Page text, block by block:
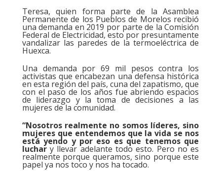
Teresa, quien forma parte de la Asamblea
Permanente de los Pueblos de Morelos recibió
una demanda en 2019 por parte de la Comisión
Federal de Electricidad, esto por presuntamente
vandalizar las paredes de la termoeléctrica de
Huexca.
Una demanda por 69 mil pesos contra los
activistas que encabezan una defensa histórica
en esta región del país, cuna del zapatismo, que
con el paso de los años fue abriendo espacios
de liderazgo y la toma de decisiones a las
mujeres de la comunidad.
“Nosotros realmente no somos líderes, sino
mujeres que entendemos que la vida se nos
está yendo y por eso es que tenemos que
luchary llevar adelante todo esto. Pero no es
realmente porque queramos, sino porque este
papel ya nos toco y nos ha tocado.